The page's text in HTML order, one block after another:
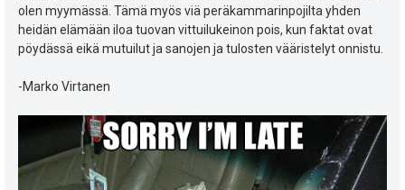
olen myymässä. Tämä myös viä peräkammarinpojilta yhden
heidän elämään iloa tuovan vittuilukeinon pois, kun faktat ovat
pöydässä eikä mutuilut ja sanojen ja tulosten vääristelyt onnistu.
-Marko Virtanen